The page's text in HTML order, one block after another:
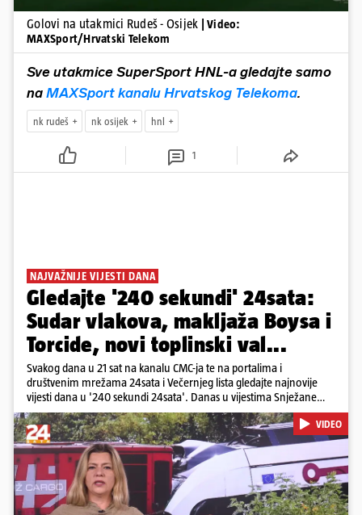
Golovi na utakmici Rudeš - Osijek
| Video:
MAXSport/Hrvatski Telekom
Sve utakmice SuperSport HNL-a gledajte samo
na MAXSport kanalu Hrvatskog Telekoma.
nk rudeš nk osijek hnl
1
NAJVAŽNIJE VIJESTI DANA
Gledajte '240 sekundi' 24sata:
Sudar vlakova, makljaža Boysa i
Torcide, novi toplinski val...
Svakog dana u 21 sat na kanalu CMC-ja te na portalima i
društvenim mrežama 24sata i Večernjeg lista gledajte najnovije
vijesti dana u '240 sekundi 24sata'. Danas u vijestima Snježane
Krnetić: Željeznička nesreća između kolodvora Sveti Ivan Žabno i
Gradec, masovna tučnjava Boysa i Torcide, prijeti nestašica vode
kraj Požege...
VIDEO